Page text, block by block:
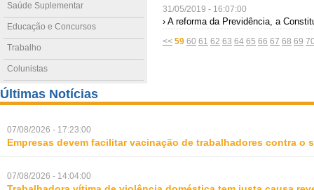
Saúde Suplementar
Educação e Concursos
Trabalho
Colunistas
31/05/2019 - 16:07:00
› A reforma da Previdência, a
<< 59 60 61 62 63 64 65 66 67 68 69
Últimas Notícias
07/08/2026 - 17:23:00
Empresas devem facilitar vacinação de trabalhadores contra o
07/08/2026 - 14:04:00